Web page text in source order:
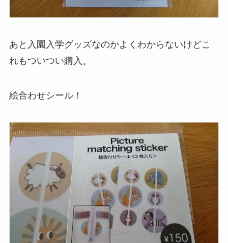
あと入園入学グッズなのかよくわからないけどこ
れもついつい購入。
絵合わせシール！